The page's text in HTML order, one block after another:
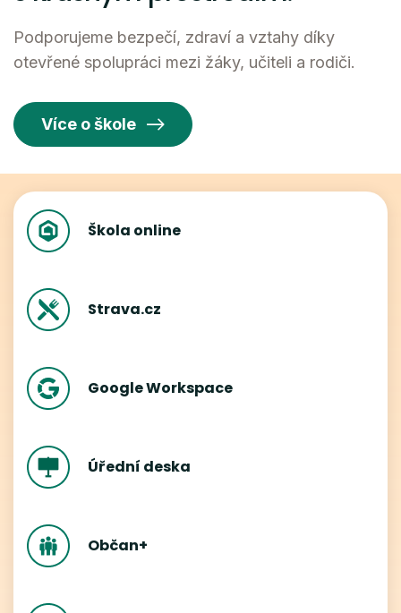
Podporujeme bezpečí, zdraví a vztahy díky
otevřené spolupráci mezi žáky, učiteli a rodiči.
Více o škole
Škola online
Strava.cz
Google Workspace
Úřední deska
Občan+